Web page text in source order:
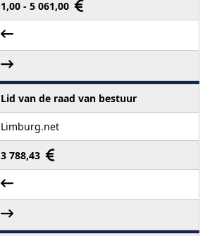
1,00 - 5 061,00
Lid van de raad van bestuur
Limburg.net
3 788,43